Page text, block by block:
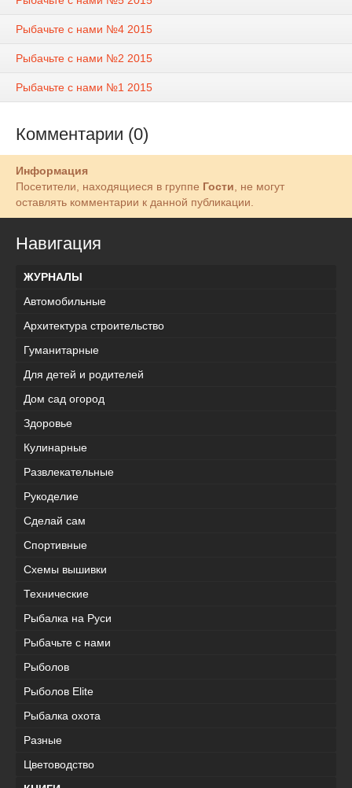
Рыбачьте с нами №4 2015
Рыбачьте с нами №2 2015
Рыбачьте с нами №1 2015
Комментарии (0)
Информация
Посетители, находящиеся в группе Гости, не могут
оставлять комментарии к данной публикации.
Навигация
ЖУРНАЛЫ
Автомобильные
Архитектура строительство
Гуманитарные
Для детей и родителей
Дом сад огород
Здоровье
Кулинарные
Развлекательные
Рукоделие
Сделай сам
Спортивные
Схемы вышивки
Технические
Рыбалка на Руси
Рыбачьте с нами
Рыболов
Рыболов Elite
Рыбалка охота
Разные
Цветоводство